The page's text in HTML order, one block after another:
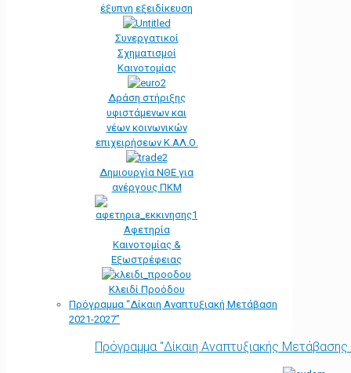
έξυπνη εξειδίκευση
Συνεργατικοί
Σχηματισμοί
Καινοτομίας
Δράση στήριξης
υφιστάμενων και
νέων κοινωνικών
επιχειρήσεων Κ.ΑΛ.Ο.
Δημιουργία ΝΘΕ για
ανέργους ΠΚΜ
Αφετηρία
Kαινοτομίας &
Εξωστρέφειας
Κλειδί Προόδου
Πρόγραμμα “Δίκαιη Αναπτυξιακή Μετάβαση
2021-2027”
Πρόγραμμα "Δίκαιη Αναπτυξιακής